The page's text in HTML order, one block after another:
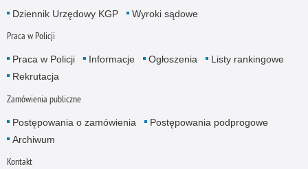
Dziennik Urzędowy KGP Wyroki sądowe
Praca w Policji
Praca w Policji Informacje Ogłoszenia
Listy rankingowe
Rekrutacja
Zamówienia publiczne
Postępowania o zamówienia
Postępowania podprogowe
Archiwum
Kontakt